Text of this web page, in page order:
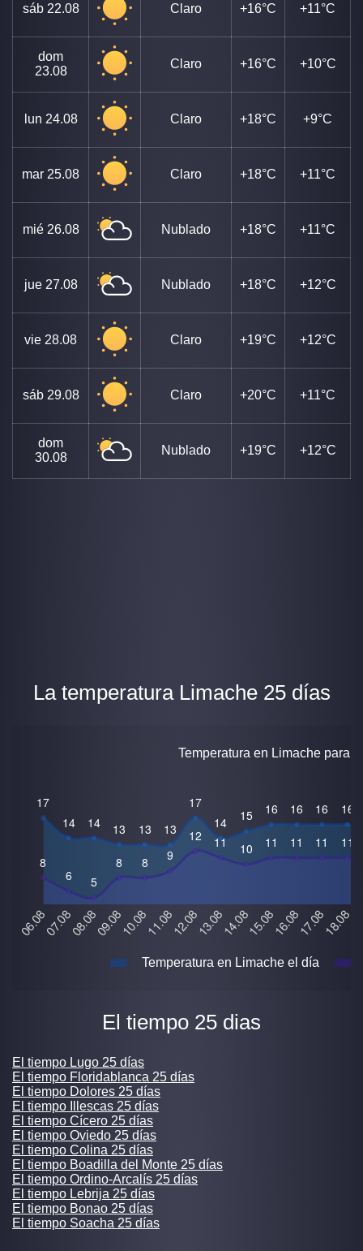
sáb 22.08 Claro +16°C +11°C
dom
23.08
Claro +16°C +10°C
lun 24.08 Claro +18°C +9°C
mar 25.08 Claro +18°C +11°C
mié 26.08 Nublado +18°C +11°C
jue 27.08 Nublado +18°C +12°C
vie 28.08 Claro +19°C +12°C
sáb 29.08 Claro +20°C +11°C
dom
30.08
Nublado +19°C +12°C
La temperatura Limache 25 días
Temperatura en Limache para
Temperatura en Limache el día
El tiempo 25 dias
El tiempo Lugo 25 días
El tiempo Floridablanca 25 días
El tiempo Dolores 25 días
El tiempo Illescas 25 días
El tiempo Cícero 25 días
El tiempo Oviedo 25 días
El tiempo Colina 25 días
El tiempo Boadilla del Monte 25 días
El tiempo Ordino-Arcalís 25 días
El tiempo Lebrija 25 días
El tiempo Bonao 25 días
El tiempo Soacha 25 días